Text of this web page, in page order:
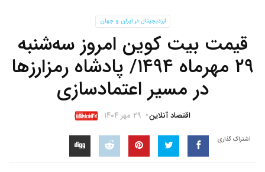
ارزدیجیتال در ایران و جهان
قیمت بیت کوین امروز سه‌شنبه
۲۹ مهرماه ۱۴۹۴/ پادشاه رمزارزها
در مسیر اعتمادسازی
اقتصاد آنلاین ۲۹ مهر ۱۴۰۴
اشتراک گذاری